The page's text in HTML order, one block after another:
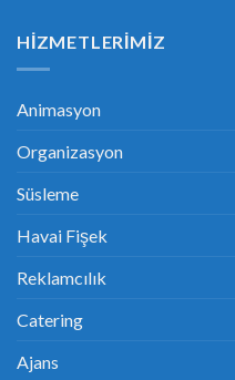
HIZMETLERIMIZ
Animasyon
Organizasyon
Süsleme
Havai Fişek
Reklamcılık
Catering
Ajans